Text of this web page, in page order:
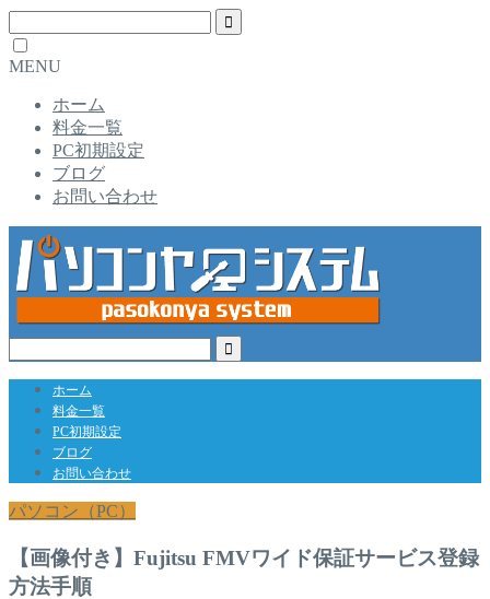
MENU
ホーム
料金一覧
PC初期設定
ブログ
お問い合わせ
ホーム
料金一覧
PC初期設定
ブログ
お問い合わせ
パソコン（PC）
【画像付き】Fujitsu FMVワイド保証サービス登録
方法手順